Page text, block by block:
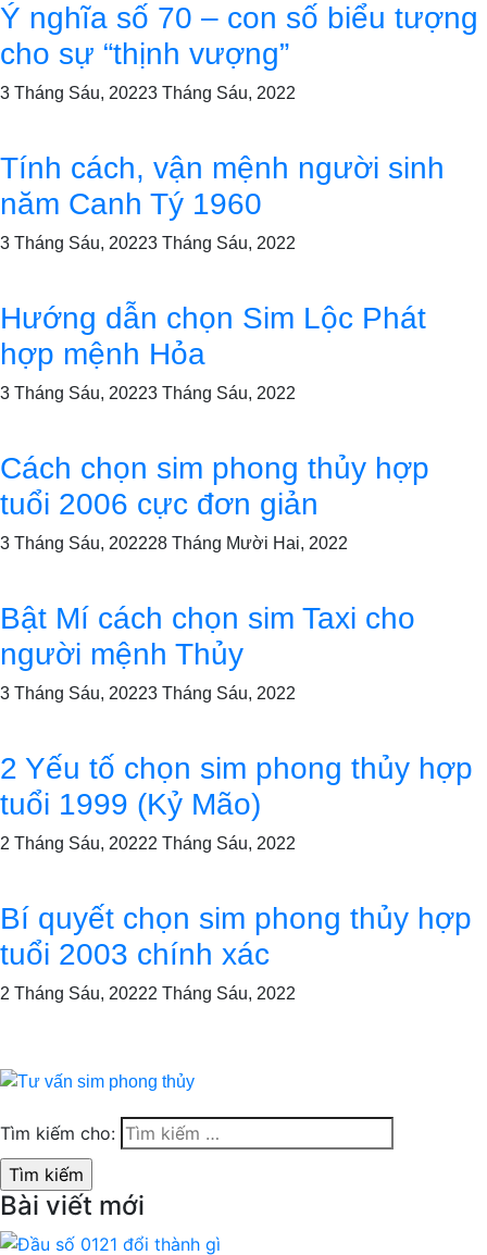
Ý nghĩa số 70 – con số biểu tượng
cho sự “thịnh vượng”
3 Tháng Sáu, 20223 Tháng Sáu, 2022
Tính cách, vận mệnh người sinh
năm Canh Tý 1960
3 Tháng Sáu, 20223 Tháng Sáu, 2022
Hướng dẫn chọn Sim Lộc Phát
hợp mệnh Hỏa
3 Tháng Sáu, 20223 Tháng Sáu, 2022
Cách chọn sim phong thủy hợp
tuổi 2006 cực đơn giản
3 Tháng Sáu, 202228 Tháng Mười Hai, 2022
Bật Mí cách chọn sim Taxi cho
người mệnh Thủy
3 Tháng Sáu, 20223 Tháng Sáu, 2022
2 Yếu tố chọn sim phong thủy hợp
tuổi 1999 (Kỷ Mão)
2 Tháng Sáu, 20222 Tháng Sáu, 2022
Bí quyết chọn sim phong thủy hợp
tuổi 2003 chính xác
2 Tháng Sáu, 20222 Tháng Sáu, 2022
Tìm kiếm cho:
Bài viết mới